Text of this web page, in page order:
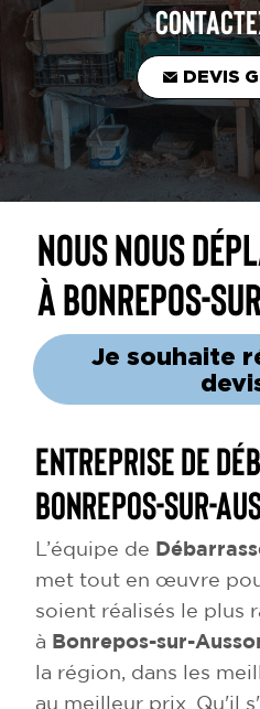
DEVIS
Nous nous
à Bonrepos-
Je souhaite
Entreprise de
Bonrepos-sur-
L’équipe de
met tout en œuvre
soient réalisés le plus
à
Bonrepos-sur-
la région, dans les
au meilleur prix. Qu'il